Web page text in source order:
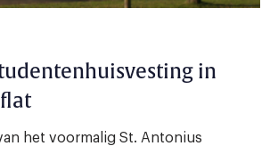
in
het voormalig St. Antonius